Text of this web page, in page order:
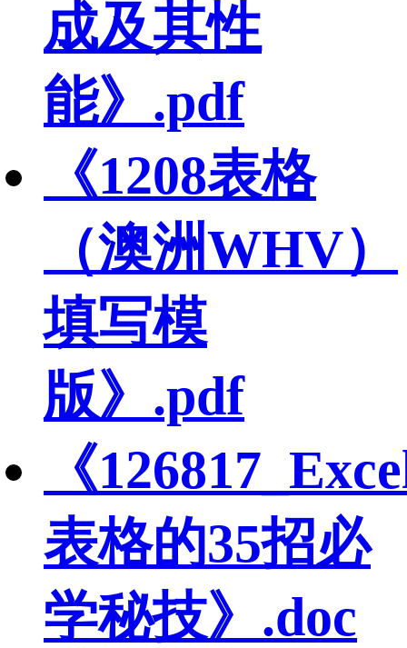
成及其性
能》.pdf
《1208表格
（澳洲WHV）
填写模
版》.pdf
《
表格的35招必
学秘技》.doc